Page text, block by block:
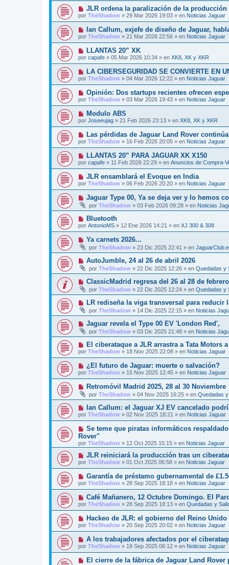
e
e
n
s
a
e
o
m
e
s
a
e
N
u
e
v
o
m
e
s
a
e
JLR ordena la paralización de la
por TheShadow » 29 Mar 2026 19:03 » en Noticias Jaguar
N
u
e
v
o
m
e
s
a
e
Ian Callum, exjefe de diseño de Jaguar,
por TheShadow » 21 Mar 2026 22:56 » en Noticias Jaguar
N
u
e
v
o
m
e
n
s
a
e
LLANTAS 20” XK
por capafe » 05 Mar 2026 10:34 » en XK8, XK y XKR
N
u
e
o
m
e
s
a
e
LA CIBERSEGURIDAD SE CONVIERTE EN
por TheShadow » 04 Mar 2026 12:22 » en Noticias Jaguar
N
u
e
v
o
m
e
s
a
e
Opinión: Dos startups recientes ofrecen
por TheShadow » 03 Mar 2026 19:43 » en Noticias Jaguar
N
u
e
v
o
m
e
s
a
e
Modulo ABS
por Joseeujag » 21 Feb 2026 23:13 » en XK8, XK y XKR
N
u
e
v
o
m
e
n
s
a
e
Las pérdidas de Jaguar Land Rover
por TheShadow » 16 Feb 2026 20:05 » en Noticias Jaguar
N
u
e
o
m
e
n
s
a
e
LLANTAS 20” PARA JAGUAR XK X150
por capafe » 11 Feb 2026 22:29 » en Anuncios de Compra-
N
u
e
o
m
e
s
a
JLR ensamblará el Evoque en India
por TheShadow » 06 Feb 2026 20:20 » en Noticias Jaguar
N
e
v
o
m
e
n
s
a
e
Jaguar Type 00, Ya se deja ver y lo hemos
por TheShadow » 03 Feb 2026 09:28 » en Noticias
N
u
e
v
m
e
n
s
a
e
Bluetooth
por AntonioMS » 12 Ene 2026 14:21 » en XJ 300 & 308
N
e
o
m
e
n
s
a
e
Ya carnets 2026...
por TheShadow » 23 Dic 2025 22:41 » en
N
e
o
m
e
s
a
e
AutoJumble, 24 al 26 de abril 2026
por TheShadow » 22 Dic 2025 12:26 » en Quedadas y
N
e
v
o
m
e
n
s
a
e
ClassicMadrid regresa del 26 al 28 de
por TheShadow » 22 Dic 2025 12:24 » en Quedadas y
N
e
o
m
e
s
a
e
LR rediseña la viga transversal para reducir
por TheShadow » 14 Dic 2025 22:15 » en Noticias
N
e
v
o
m
e
s
a
e
Jaguar revela el Type 00 EV 'London Red',
por TheShadow » 03 Dic 2025 21:48 » en Noticias
N
u
e
o
m
e
s
a
e
El ciberataque a JLR arrastra a Tata Motors
por TheShadow » 18 Nov 2025 22:08 » en Noticias Jaguar
N
u
e
v
o
m
e
s
a
e
¿El futuro de Jaguar: muerte o salvación?
por TheShadow » 15 Nov 2025 12:45 » en Noticias Jaguar
N
e
v
o
m
e
n
s
a
j
Retromóvil Madrid 2025, 28 al 30 Noviembre
por TheShadow » 04 Nov 2025 16:25 » en Quedadas y
N
u
e
v
o
m
e
n
s
a
j
e
Ian Callum: el Jaguar XJ EV cancelado
por TheShadow » 02 Nov 2025 18:21 » en Noticias Jaguar
N
e
v
m
e
n
s
a
j
e
Se teme que piratas informáticos
Rover"
por TheShadow » 12 Oct 2025 15:15 » en Noticias Jaguar
N
u
e
o
m
e
n
s
a
e
JLR reiniciará la producción tras un
por TheShadow » 01 Oct 2025 06:58 » en Noticias Jaguar
N
u
e
o
m
e
s
a
e
Garantía de préstamo gubernamental de
por TheShadow » 28 Sep 2025 18:18 » en Noticias Jaguar
N
u
e
v
o
m
e
n
s
a
e
Café Mañanero, 12 Octubre Domingo. El
por TheShadow » 28 Sep 2025 18:13 » en Quedadas y
N
u
e
o
m
e
Hackeo de JLR: el gobierno del Reino
por TheShadow » 20 Sep 2025 20:02 » en Noticias Jaguar
N
u
e
v
o
A los trabajadores afectados por el
por TheShadow » 19 Sep 2025 06:12 » en Noticias Jaguar
NEl cierre de la fábrica de Jaguar Land